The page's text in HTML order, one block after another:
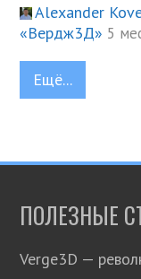
Alexander
«Вердж3Д» 5
Ещё...
ПОЛЕЗНЫЕ
Verge3D —